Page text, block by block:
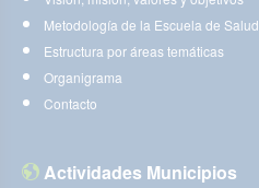
Metodología de la Escuela de Salud
Estructura por áreas temáticas
Organigrama
Contacto
Actividades Municipios